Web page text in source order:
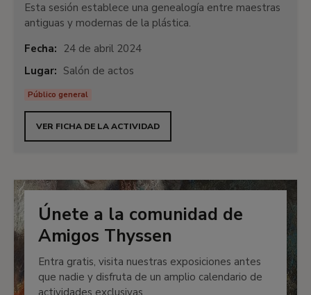
Esta sesión establece una genealogía entre maestras
antiguas y modernas de la plástica.
Fecha: 24 de abril 2024
Lugar: Salón de actos
Público general
VER FICHA DE LA ACTIVIDAD
Únete a la comunidad de
Amigos Thyssen
Entra gratis, visita nuestras exposiciones antes
que nadie y disfruta de un amplio calendario de
actividades exclusivas.